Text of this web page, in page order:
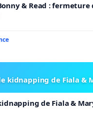
& Read : fermeture
kidnapping de Fiala &
de Fiala &